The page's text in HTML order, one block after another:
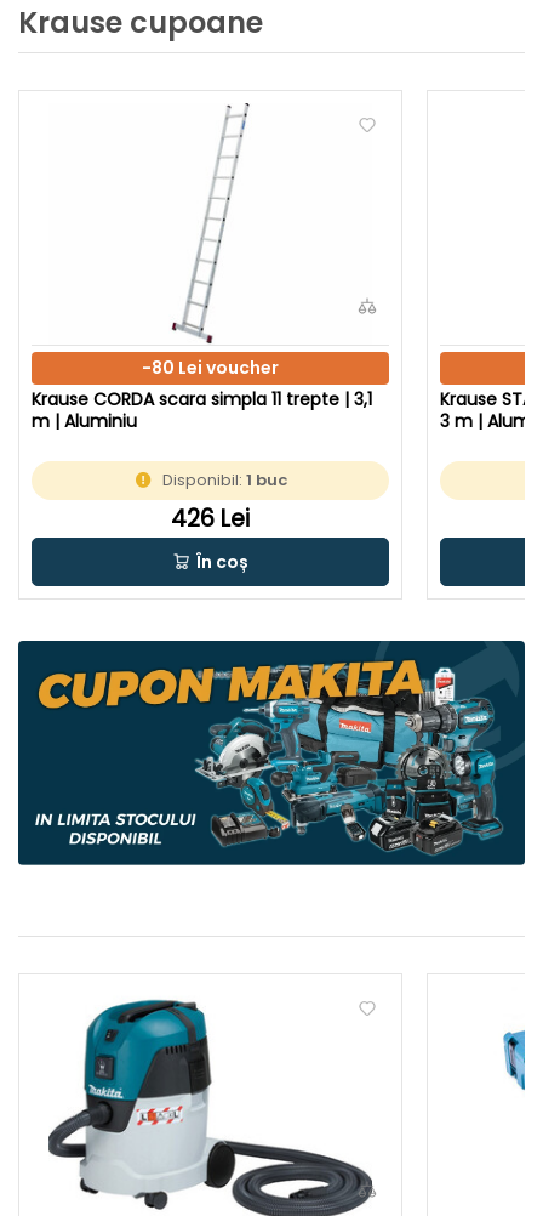
Krause cupoane
-80 Lei voucher
Krause CORDA scara simpla 11 trepte | 3,1
m | Aluminiu
Disponibil: 1 buc
426 Lei
În coș
Krause
3 m |